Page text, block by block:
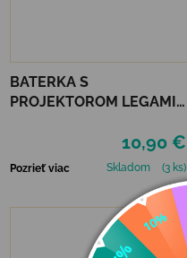
BATERKA S
PROJEKTOROM LEGAMI
10,90 €
Pozrieť viac Skladom (3 ks)